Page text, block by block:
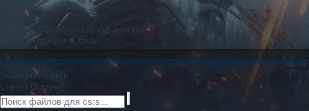
Обратная связь
Баннеры
Регистрация
Вход
Главная
Новости
Статьи Форум